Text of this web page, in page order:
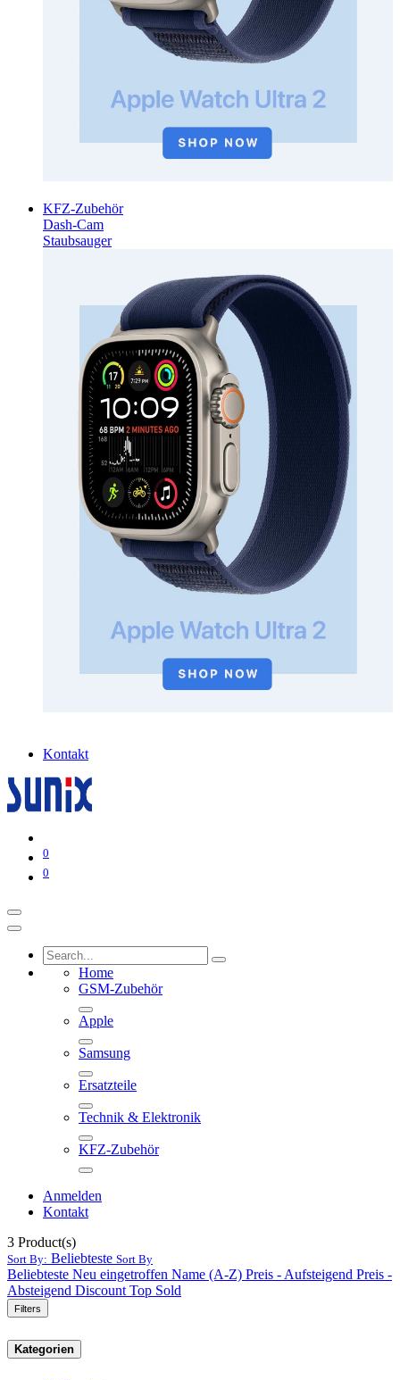
KFZ-Zubehör
Dash-Cam
Staubsauger
Kontakt
0
0
Home
GSM-Zubehör
Apple
Samsung
Ersatzteile
Technik & Elektronik
KFZ-Zubehör
Anmelden
Kontakt
3 Product(s)
Sort By: Beliebteste Sort By
Beliebteste Neu eingetroffen Name (A-Z) Preis - Aufsteigend Preis -
Absteigend Discount Top Sold
Filters
Kategorien